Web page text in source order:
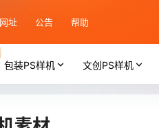
网址 公告 帮助
包装PS样机 文创PS样机